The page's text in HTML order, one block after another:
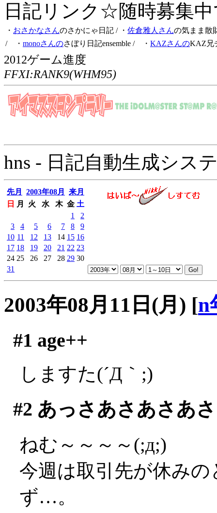
日記リンク☆随時募集
・ おさかなさんのさかにゃ日記 / ・ 佐倉雅人さんの気まま散
/ ・ monoさんのさぼり日記ensemble / ・ KAZさんのKAZ兄
2012ゲーム進度
FFXI:RANK9(WHM95)
hns - 日記自動生成シス
先月 2003年08月
来月
日
月 火 水 木 金 土
1
2
3
4 5 6 7 8
9
10 11 12 13 14 15 16
17 18 19 20 21 22 23
24 25 26 27 28 29 30
31
2003年08月11日(月) [n
#1 age++
しますた(´Д｀;)
#2 あっさあさあさあ
ねむ～～～～(;д;)
今週は取引先が休み
ず…。